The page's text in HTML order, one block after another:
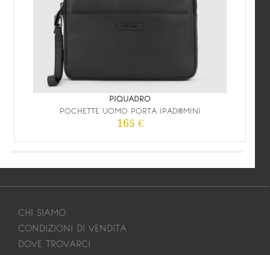
PIQUADRO
POCHETTE UOMO PORTA IPAD®MINI
165 €
CHI SIAMO
CONDIZIONI DI VENDITA
DOVE TROVARCI